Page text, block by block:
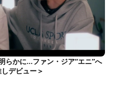
らかに…ファン・ジア“エニ”へ
デビュー＞